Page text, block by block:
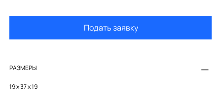
Подать заявку
РАЗМЕРЫ
19 x 37 x 19